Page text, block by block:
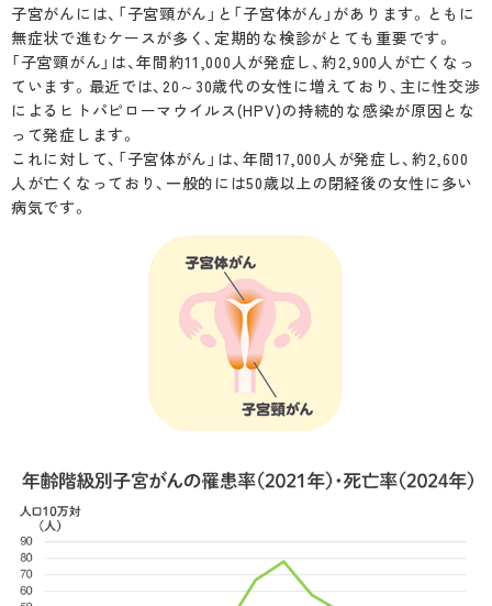
子宮がんには、「子宮頸がん」と「子宮体がん」があります。ともに
無症状で進むケースが多く、定期的な検診がとても重要です。
「子宮頸がん」は、年間約11,000人が発症し、約2,900人が亡くなっ
ています。最近では、20～30歳代の女性に増えており、主に性交渉
によるヒトパピローマウイルス(HPV)の持続的な感染が原因とな
って発症します。
これに対して、「子宮体がん」は、年間17,000人が発症し、約2,600
人が亡くなっており、一般的には50歳以上の閉経後の女性に多い
病気です。